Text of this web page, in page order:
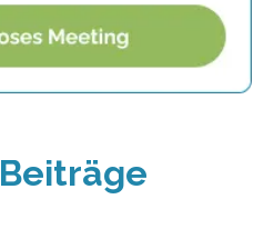
Beiträge